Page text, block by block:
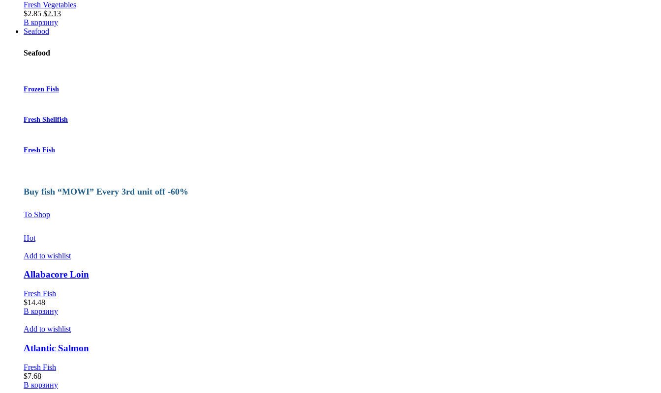
Fresh Vegetables
$2.85 Первоначальная
цена
составляла
$2.13Текущая
В корзину
Seafood
Seafood
Frozen Fish
Fresh Shellfish
Fresh Fish
Buy fish “MOWI” Every 3rd unit off -60%
To Shop
Hot
Add to wishlist
Allabacore Loin
Fresh Fish
$14.48
В корзину
Add to wishlist
Atlantic Salmon
Fresh Fish
$7.68
В корзину